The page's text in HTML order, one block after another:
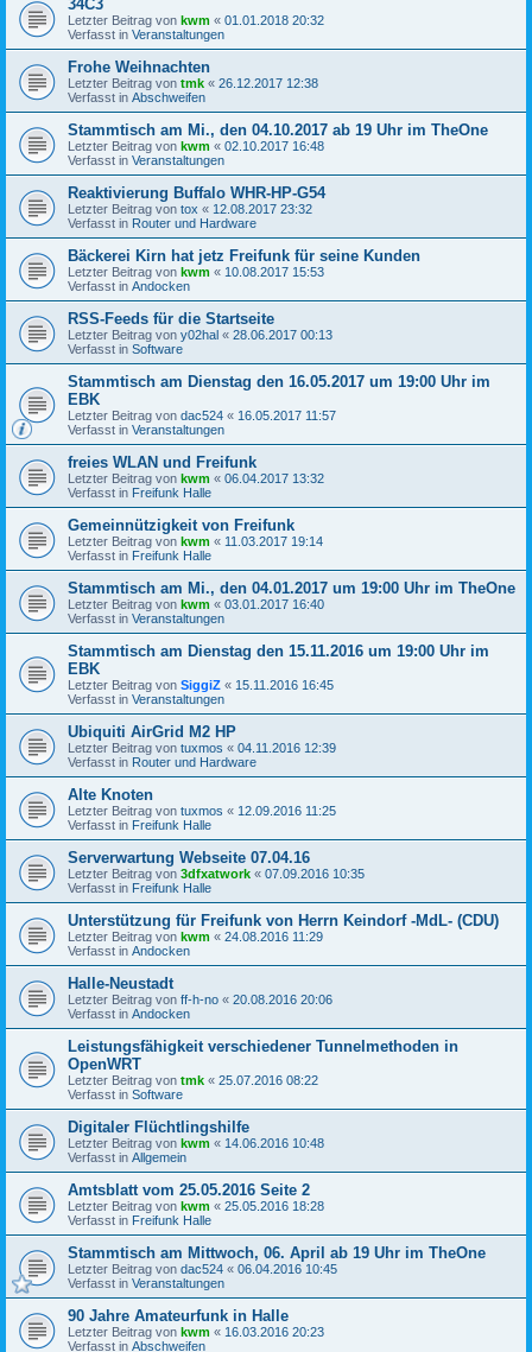
34C3
Letzter Beitrag von kwm « 01.01.2018 20:32
Verfasst in Veranstaltungen
Frohe Weihnachten
Letzter Beitrag von tmk « 26.12.2017 12:38
Verfasst in Abschweifen
Stammtisch am Mi., den 04.10.2017 ab 19 Uhr im TheOne
Letzter Beitrag von kwm « 02.10.2017 16:48
Verfasst in Veranstaltungen
Reaktivierung Buffalo WHR-HP-G54
Letzter Beitrag von tox « 12.08.2017 23:32
Verfasst in Router und Hardware
Bäckerei Kirn hat jetz Freifunk für seine Kunden
Letzter Beitrag von kwm « 10.08.2017 15:53
Verfasst in Andocken
RSS-Feeds für die Startseite
Letzter Beitrag von y02hal « 28.06.2017 00:13
Verfasst in Software
Stammtisch am Dienstag den 16.05.2017 um 19:00 Uhr im
EBK
Letzter Beitrag von dac524 « 16.05.2017 11:57
Verfasst in Veranstaltungen
freies WLAN und Freifunk
Letzter Beitrag von kwm « 06.04.2017 13:32
Verfasst in Freifunk Halle
Gemeinnützigkeit von Freifunk
Letzter Beitrag von kwm « 11.03.2017 19:14
Verfasst in Freifunk Halle
Stammtisch am Mi., den 04.01.2017 um 19:00 Uhr im TheOne
Letzter Beitrag von kwm « 03.01.2017 16:40
Verfasst in Veranstaltungen
Stammtisch am Dienstag den 15.11.2016 um 19:00 Uhr im
EBK
Letzter Beitrag von SiggiZ « 15.11.2016 16:45
Verfasst in Veranstaltungen
Ubiquiti AirGrid M2 HP
Letzter Beitrag von tuxmos « 04.11.2016 12:39
Verfasst in Router und Hardware
Alte Knoten
Letzter Beitrag von tuxmos « 12.09.2016 11:25
Verfasst in Freifunk Halle
Serverwartung Webseite 07.04.16
Letzter Beitrag von 3dfxatwork « 07.09.2016 10:35
Verfasst in Freifunk Halle
Unterstützung für Freifunk von Herrn Keindorf -MdL- (CDU)
Letzter Beitrag von kwm « 24.08.2016 11:29
Verfasst in Andocken
Halle-Neustadt
Letzter Beitrag von ff-h-no « 20.08.2016 20:06
Verfasst in Andocken
Leistungsfähigkeit verschiedener Tunnelmethoden in
OpenWRT
Letzter Beitrag von tmk « 25.07.2016 08:22
Verfasst in Software
Digitaler Flüchtlingshilfe
Letzter Beitrag von kwm « 14.06.2016 10:48
Verfasst in Allgemein
Amtsblatt vom 25.05.2016 Seite 2
Letzter Beitrag von kwm « 25.05.2016 18:28
Verfasst in Freifunk Halle
Stammtisch am Mittwoch, 06. April ab 19 Uhr im TheOne
Letzter Beitrag von dac524 « 06.04.2016 10:45
Verfasst in Veranstaltungen
90 Jahre Amateurfunk in Halle
Letzter Beitrag von kwm « 16.03.2016 20:23
Verfasst in Abschweifen